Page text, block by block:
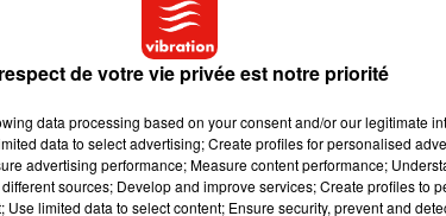
de vous révéler tous ses secrets ! Et si l'on passe
monde interprète à sa façon,
LaToya McCaskill
le jeu du UNO. Une
règle qui changera à jamais
de votre vie privée est notre priorité
data processing based on your consent and/or our legitimate
data to select advertising; Create profiles for personalised
advertising performance; Measure content performance;
sources; Develop and improve services; Create profiles to
limited data to select content; Ensure security, prevent and